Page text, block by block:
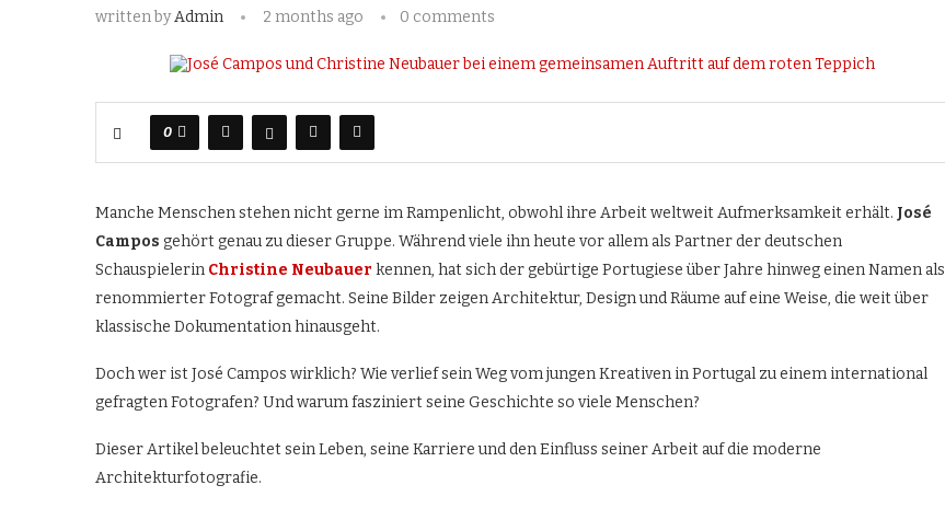
written byAdmin 2 months ago 0 comments
0
Manche Menschen stehen nicht gerne im Rampenlicht, obwohl ihre Arbeit weltweit Aufmerksamkeit erhält. José
Campos gehört genau zu dieser Gruppe. Während viele ihn heute vor allem als Partner der deutschen
Schauspielerin Christine Neubauer kennen, hat sich der gebürtige Portugiese über Jahre hinweg einen Namen als
renommierter Fotograf gemacht. Seine Bilder zeigen Architektur, Design und Räume auf eine Weise, die weit über
klassische Dokumentation hinausgeht.
Doch wer ist José Campos wirklich? Wie verlief sein Weg vom jungen Kreativen in Portugal zu einem international
gefragten Fotografen? Und warum fasziniert seine Geschichte so viele Menschen?
Dieser Artikel beleuchtet sein Leben, seine Karriere und den Einfluss seiner Arbeit auf die moderne
Architekturfotografie.